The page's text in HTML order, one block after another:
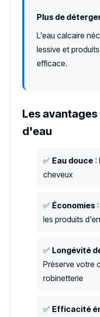
Plus de
L'eau calcaire
lessive et
efficace.
Les
d'eau
✅ Eau douce :
cheveux
✅ Économies
les produits
✅ Longévité
Préserve votre
robinetterie
✅ Efficacité